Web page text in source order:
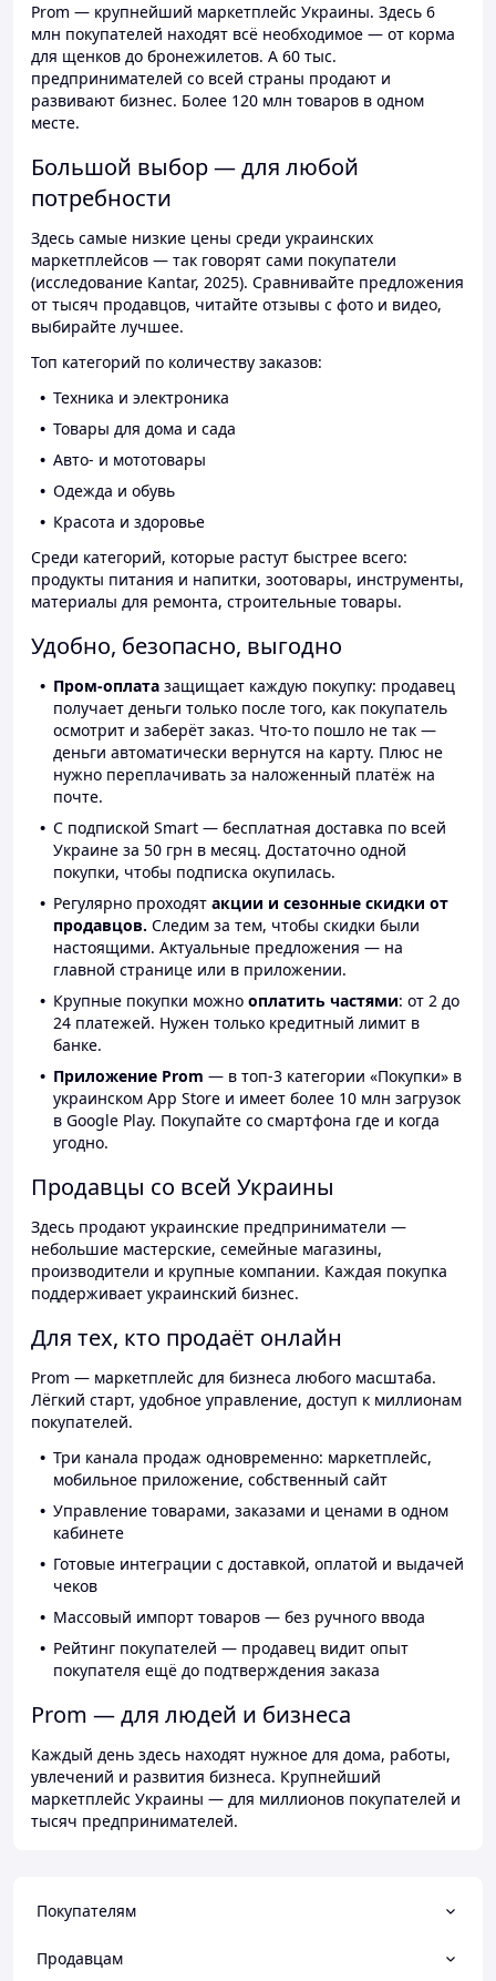
Prom — крупнейший маркетплейс Украины. Здесь 6
млн покупателей находят всё необходимое — от корма
для щенков до бронежилетов. А 60 тыс.
предпринимателей со всей страны продают и
развивают бизнес. Более 120 млн товаров в одном
месте.
Большой выбор — для любой
потребности
Здесь самые низкие цены среди украинских
маркетплейсов — так говорят сами покупатели
(исследование Kantar, 2025). Сравнивайте предложения
от тысяч продавцов, читайте отзывы с фото и видео,
выбирайте лучшее.
Топ категорий по количеству заказов:
Техника и электроника
Товары для дома и сада
Авто- и мототовары
Одежда и обувь
Красота и здоровье
Среди категорий, которые растут быстрее всего:
продукты питания и напитки, зоотовары, инструменты,
материалы для ремонта, строительные товары.
Удобно, безопасно, выгодно
Пром-оплата защищает каждую покупку: продавец
получает деньги только после того, как покупатель
осмотрит и заберёт заказ. Что-то пошло не так —
деньги автоматически вернутся на карту. Плюс не
нужно переплачивать за наложенный платёж на
почте.
С подпиской Smart — бесплатная доставка по всей
Украине за 50 грн в месяц. Достаточно одной
покупки, чтобы подписка окупилась.
Регулярно проходят акции и сезонные скидки от
продавцов. Следим за тем, чтобы скидки были
настоящими. Актуальные предложения — на
главной странице или в приложении.
Крупные покупки можно оплатить частями: от 2 до
24 платежей. Нужен только кредитный лимит в
банке.
Приложение Prom — в топ-3 категории «Покупки» в
украинском App Store и имеет более 10 млн загрузок
в Google Play. Покупайте со смартфона где и когда
угодно.
Продавцы со всей Украины
Здесь продают украинские предприниматели —
небольшие мастерские, семейные магазины,
производители и крупные компании. Каждая покупка
поддерживает украинский бизнес.
Для тех, кто продаёт онлайн
Prom — маркетплейс для бизнеса любого масштаба.
Лёгкий старт, удобное управление, доступ к миллионам
покупателей.
Три канала продаж одновременно: маркетплейс,
мобильное приложение, собственный сайт
Управление товарами, заказами и ценами в одном
кабинете
Готовые интеграции с доставкой, оплатой и выдачей
чеков
Массовый импорт товаров — без ручного ввода
Рейтинг покупателей — продавец видит опыт
покупателя ещё до подтверждения заказа
Prom — для людей и бизнеса
Каждый день здесь находят нужное для дома, работы,
увлечений и развития бизнеса. Крупнейший
маркетплейс Украины — для миллионов покупателей и
тысяч предпринимателей.
Покупателям
Продавцам